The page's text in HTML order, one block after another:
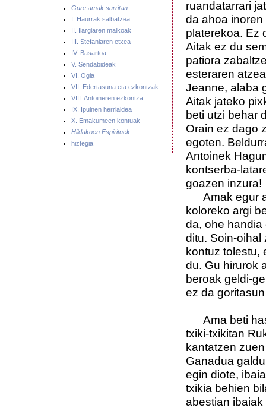
Gure amak sarritan...
I. Haurrak salbatzea
II. Ilargiaren malkoak
III. Stefaniaren etxea
IV. Basartoa
V. Sendabideak
VI. Ogia
VII. Edertasuna eta ezkontzak
VIII. Antoineren ezkontza
IX. Ipuinen herrialdea
X. Emakumeen kontuak
Hildakoen Espirituek...
hiztegia
ruandatarrari
da ahoa
platerekoa. Ez
Aitak ez du
patiora
esteraren
Jeanne, alaba
Aitak jateko
beti utzi behar
Orain ez dago
egoten.
Antoinek
kontserba-
goazen inzura!
Amak egur
koloreko argi
da, ohe
ditu. Soin-oihal
kontuz tolestu,
du. Gu hirurok
beroak geldi-
ez da
Ama beti
txiki-txikitan
kantatzen
Ganadua
egin diote,
txikia behien
abestian